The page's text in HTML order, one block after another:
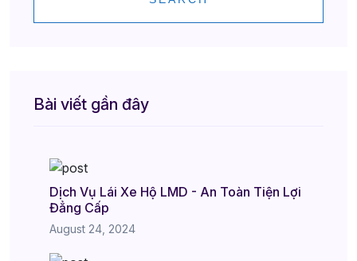
Bài viết gần đây
Dịch Vụ Lái Xe Hộ LMD - An Toàn Tiện Lợi
Đẳng Cấp
August 24, 2024